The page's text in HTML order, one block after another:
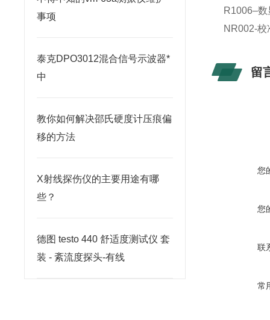
事项
泰克DPO3012混合信号示波器*
中
教你如何解决邵氏硬度计压痕偏
移的方法
X射线探伤仪的主要用途有哪
些？
德图 testo 440 舒适度测试仪 套
装 - 紊流度探头-有线
R1006–
NR002-
留
您
您
联
常